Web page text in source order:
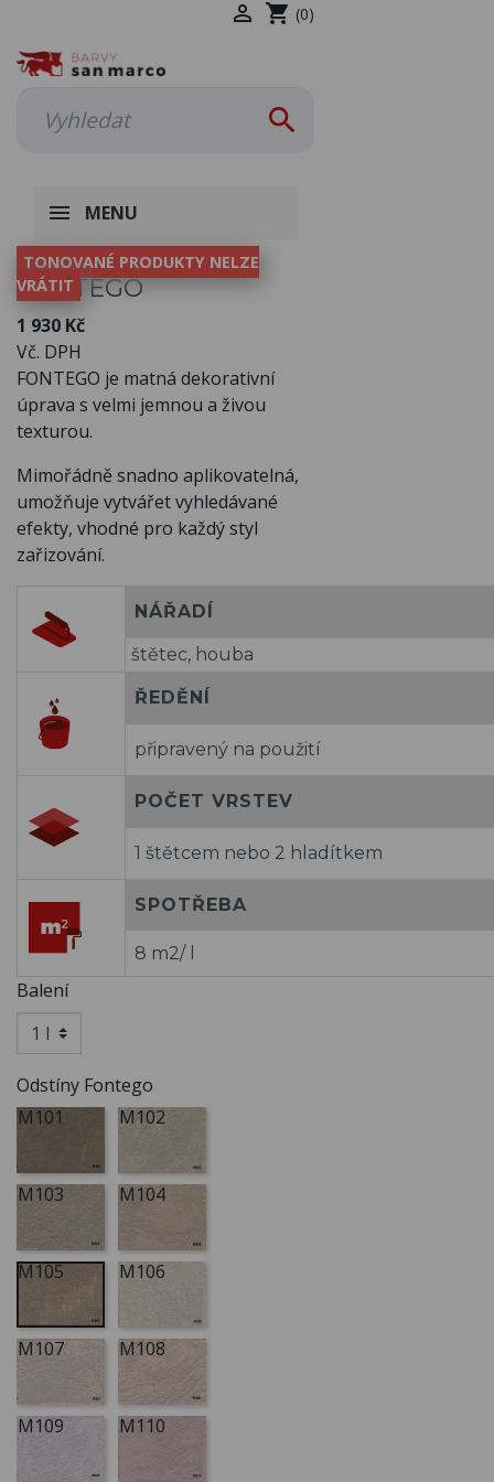
 shopping_cart (0)

MENU
TONOVANÉ PRODUKTY NELZE
VRÁTIT
FONTEGO
1 930 Kč
Vč. DPH
FONTEGO je matná dekorativní
úprava s velmi jemnou a živou
texturou.
Mimořádně snadno aplikovatelná,
umožňuje vytvářet vyhledávané
efekty, vhodné pro každý styl
zařizování.
NÁŘADÍ
štětec, houba
ŘEDĚNÍ
připravený na použití
POČET VRSTEV
1 štětcem nebo 2 hladítkem
SPOTŘEBA
8 m2/ l
Balení
Odstíny Fontego
M101
M102
M103 M104
M105 M106
M107 M108
M109 M110